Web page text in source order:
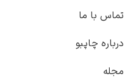
ما
چاپبو